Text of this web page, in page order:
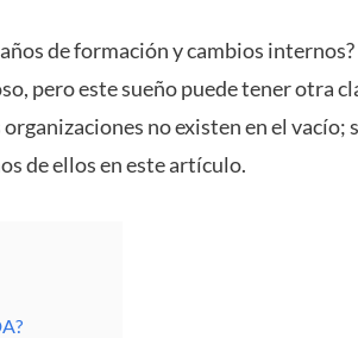
de formación y cambios
pero este sueño puede tener otra
no existen en el vacío;
de ellos en este artículo.